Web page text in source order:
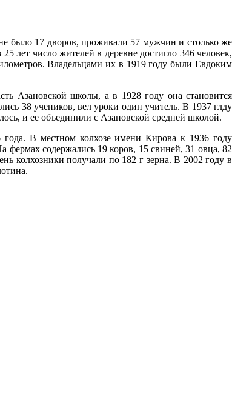
было 17 дворов, проживали 57 мужчин и столько же
лет число жителей в деревне достигло 346 человек,
Владельцами их в 1919 году были Евдоким
Азановской школы, а в 1928 году она становится
38 учеников, вел уроки один учитель. В 1937 глду
и ее объединили с Азановской средней школой.
года. В местном колхозе имени Кирова к 1936 году
фермах содержались 19 коров, 15 свиней, 31 овца, 82
колхозники получали по 182 г зерна. В 2002 году в